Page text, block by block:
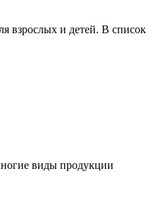
взрослых и детей. В список
виды продукции